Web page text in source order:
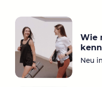
Wie
Neu